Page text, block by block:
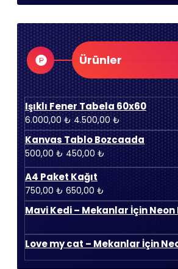
Ürünler
Işıklı Fener Tabela 60x60
6.000,00₺ Orijinal
fiyat:
6.000,00 ₺.
4.500,00₺Şu
andaki
fiyat:
4.500,00 ₺.
Kanvas Tablo Bozcaada
500,00 ₺ Orijinal
fiyat:
500,00 ₺.
450,00 ₺Şu
andaki
fiyat:
450,00 ₺.
A4 Paket Kağıt
750,00 ₺ Orijinal
fiyat:
750,00 ₺.
650,00 ₺
andaki
fiyat:
Mavi Kedi – Mekanlar İçin Neon
Love my cat – Mekanlar İçin